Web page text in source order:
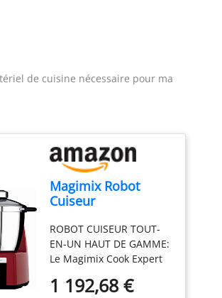
de cuisine nécessaire pour ma
Magimix Robot
Cuiseur
Cook Expert - Bol
Inox 3,5 L, Moteur
Professionnel 1700
W – 12 Programmes
Automatiques –
ROBOT CUISEUR TOUT-
EN-UN HAUT DE GAMME:
Le Magimix Cook Expert
hacher, pétrir,
1 192,68 €